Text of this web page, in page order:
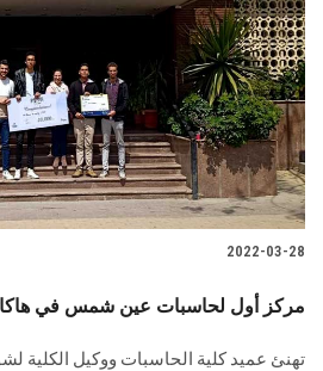
2022-03-28
مركز أول لحاسبات عين شمس في
تهنئ عميد كلية الحاسبات ووكيل الكلية